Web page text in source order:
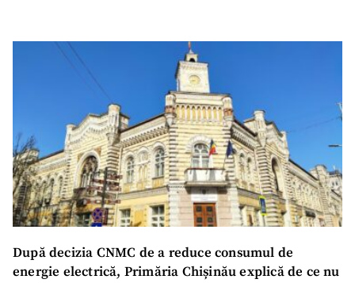
După decizia CNMC de a reduce consumul de
energie electrică, Primăria Chișinău explică de ce nu